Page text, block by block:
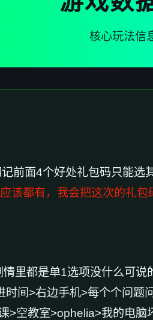
核心玩法信
前面4个好处礼包码只能
该都有，我会把这次的礼包
里都是单1选项没什么可说
间>右边手机>每个个问
>空教室>ophelia>我的电